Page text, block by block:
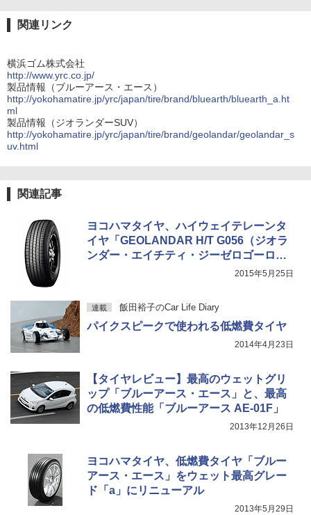
関連リンク
横浜ゴム株式会社
http://www.yrc.co.jp/
製品情報（ブルーアース・エース）
http://yokohamatire.jp/yrc/japan/tire/brand/bluearth/bluearth_a.ht
ml
製品情報（ジオランダーSUV）
http://yokohamatire.jp/yrc/japan/tire/brand/geolandar/geolandar_s
uv.html
関連記事
ヨコハマタイヤ、ハイウェイテレーンタ
イヤ「GEOLANDAR H/T G056（ジオラ
ンダー・エイチティ・ジーゼロゴーロ
2015年5月25日
連載 飯田裕子のCar Life Diary
パイクスピークで使われる低燃費タイヤ
2014年4月23日
【タイヤレビュー】最高のウェットグリ
ップ「ブルーアース・エース」と、最高
の低燃費性能「ブルーアース AE-01F」
2013年12月26日
ヨコハマタイヤ、低燃費タイヤ「ブルー
アース・エース」をウェット最高グレー
ド「a」にリニューアル
2013年5月29日